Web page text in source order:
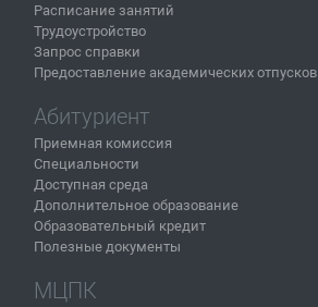
Расписание занятий
Трудоустройство
Запрос справки
Предоставление академических отпусков
Абитуриент
Приемная комиссия
Специальности
Доступная среда
Дополнительное образование
Образовательный кредит
Полезные документы
МЦПК